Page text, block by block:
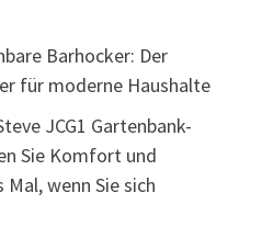
Barhocker: Der
für moderne Haushalte
JCG1 Gartenbank-
Sie Komfort und
wenn Sie sich